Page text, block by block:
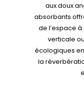
aux doux
absorbants
de l’espace
verticale
écologiques
la